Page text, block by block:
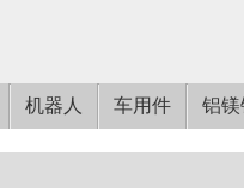
机器人 车用件 铝镁